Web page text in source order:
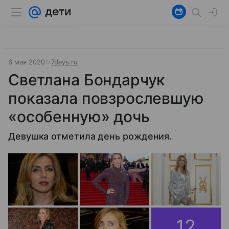
6 мая 2020 7days.ru
Светлана Бондарчук
показала повзрослевшую
«особенную» дочь
Девушка отметила день рождения.